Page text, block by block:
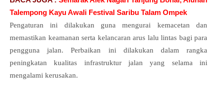
Talempong Kayu Awali Festival Saribu Talam Ompek
Pengaturan ini dilakukan guna mengurai kemacetan dan
memastikan keamanan serta kelancaran arus lalu lintas bagi para
pengguna jalan. Perbaikan ini dilakukan dalam rangka
peningkatan kualitas infrastruktur jalan yang selama ini
mengalami kerusakan.